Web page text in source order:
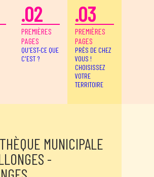
.02
PREMIÈRES
PAGES
QU'EST-CE QUE
C'EST ?
.03
PREMIÈRES
PAGES
PRÈS DE CHEZ
VOUS !
CHOISISSEZ
VOTRE
TERRITOIRE
MUNICIPALE
-